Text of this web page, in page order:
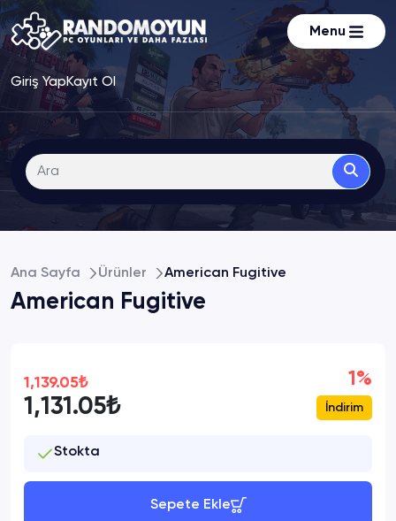
Menu
Giriş YapKayıt Ol
Ana Sayfa Ürünler American Fugitive
American Fugitive
1,139.05₺
1,131.05₺
1%
İndirim
Stokta
Sepete Ekle